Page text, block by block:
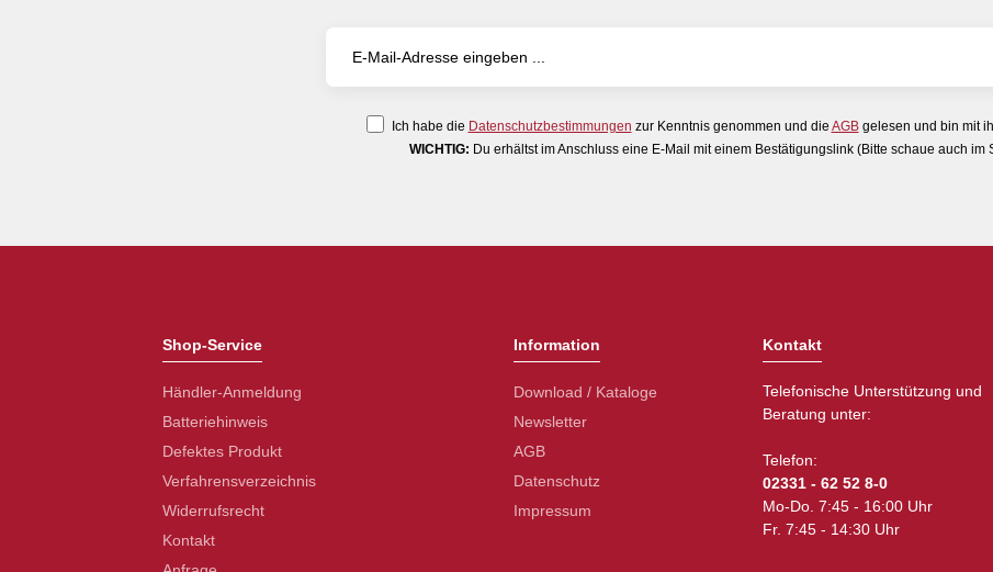
Ich habe die Datenschutzbestimmungen zur Kenntnis genommen und die AGBgelesen und bin mit
WICHTIG: Du erhältst im Anschluss eine E-Mail mit einem Bestätigungslink (Bitte schaue auch im
Shop-Service
Händler-Anmeldung
Batteriehinweis
Defektes Produkt
Verfahrensverzeichnis
Widerrufsrecht
Kontakt
Information
Download / Kataloge
Newsletter
AGB
Datenschutz
Impressum
Kontakt
Telefonische Unterstützung und
Beratung unter:
Telefon:
02331 - 62 52 8-0
Mo-Do. 7:45 - 16:00 Uhr
Fr. 7:45 - 14:30 Uhr